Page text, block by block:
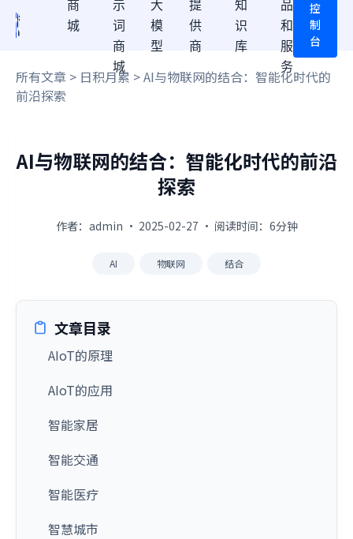
商
城
示
词
商
城
大
模
型
提
供
商
知
识
库
品
和
服
务
控
制
台
所有文章 > 日积月累 > AI与物联网的结合：智能化时代的
前沿探索
AI与物联网的结合：智能化时代的前沿
探索
作者：admin · 2025-02-27 · 阅读时间：6分钟
AI 物联网 结合
文章目录
AIoT的原理
AIoT的应用
智能家居
智能交通
智能医疗
智慧城市